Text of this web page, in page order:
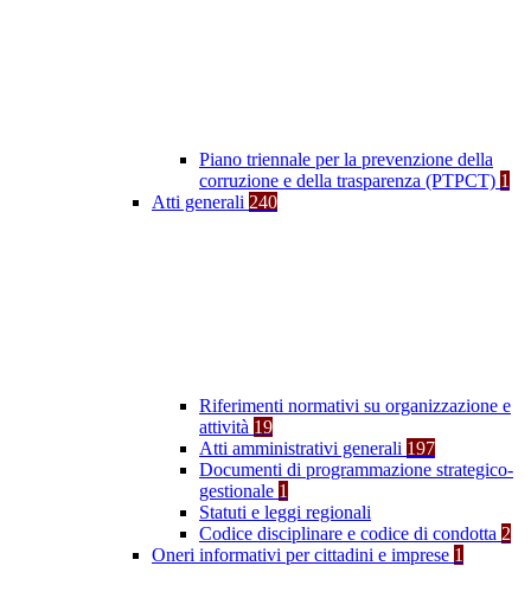
Piano triennale per la prevenzione della
corruzione e della trasparenza (PTPCT) 1
Atti generali 240
Riferimenti normativi su organizzazione e
attività 19
Atti amministrativi generali 197
Documenti di programmazione strategico-
gestionale 1
Statuti e leggi regionali
Codice disciplinare e codice di condotta 2
Oneri informativi per cittadini e imprese 1